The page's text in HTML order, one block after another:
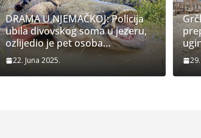
DRAMA U NJEMAČKOJ: Policija
ubila divovskog soma u jezeru,
ozlijedio je pet osoba…
22. Juna 2025.